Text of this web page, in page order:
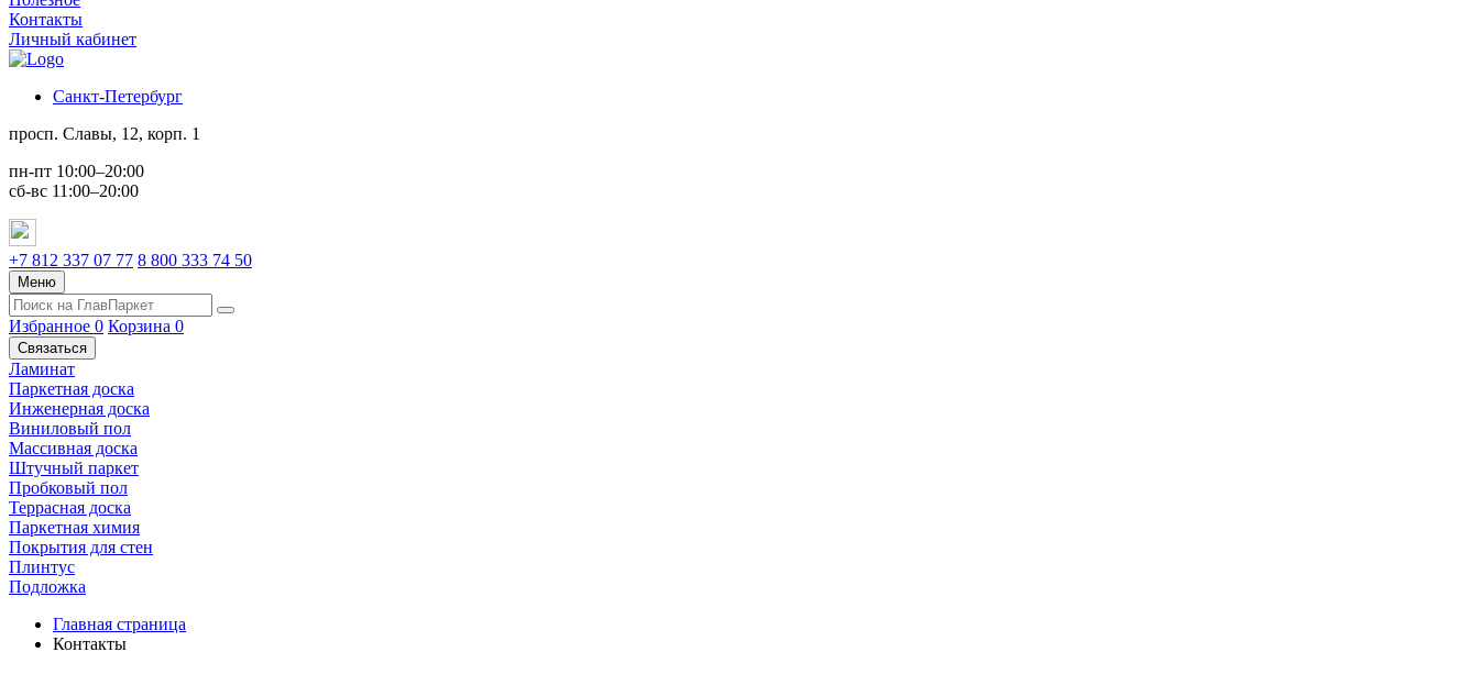
Контакты
Личный кабинет
Санкт-Петербург
просп. Славы, 12, корп. 1
пн-пт 10:00–20:00
сб-вс 11:00–20:00
+7 812 337 07 77 8 800 333 74 50
Меню
Избранное 0 Корзина 0
Связаться
Ламинат
Паркетная доска
Инженерная доска
Виниловый пол
Массивная доска
Штучный паркет
Пробковый пол
Террасная доска
Паркетная химия
Покрытия для стен
Плинтус
Подложка
Главная страница
Контакты